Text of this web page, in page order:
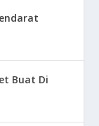
Buat Di